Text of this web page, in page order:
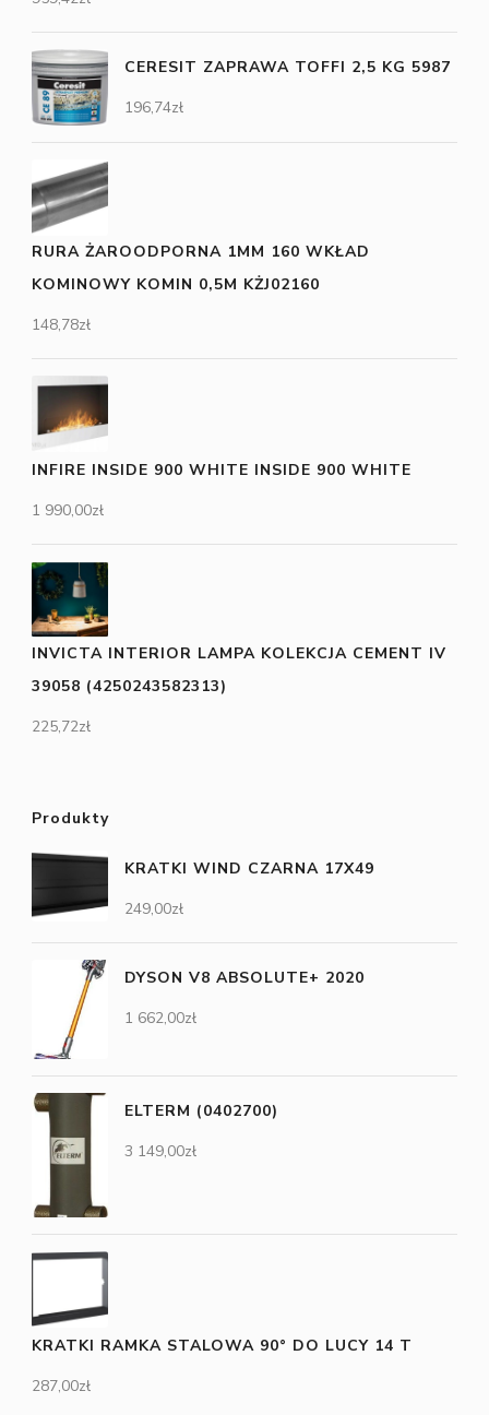
CERESIT ZAPRAWA TOFFI 2,5 KG 5987
196,74zł
RURA ŻAROODPORNA 1MM 160 WKŁAD
KOMINOWY KOMIN 0,5M KŻJ02160
148,78zł
INFIRE INSIDE 900 WHITE INSIDE 900 WHITE
1 990,00zł
INVICTA INTERIOR LAMPA KOLEKCJA CEMENT IV
39058 (4250243582313)
225,72zł
Produkty
KRATKI WIND CZARNA 17X49
249,00zł
DYSON V8 ABSOLUTE+ 2020
1 662,00zł
ELTERM (0402700)
3 149,00zł
KRATKI RAMKA STALOWA 90° DO LUCY 14 T
287,00zł